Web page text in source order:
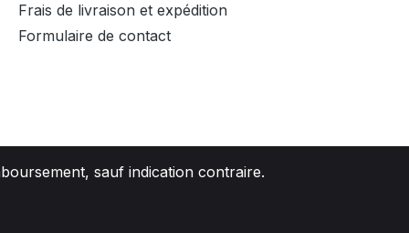
Frais de livraison et expédition
Formulaire de contact
sauf indication contraire.